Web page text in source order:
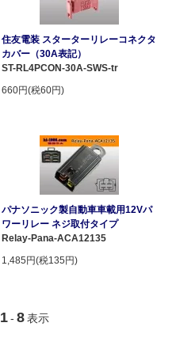
住友電装 スターターリレーコネクタ
カバー（30A表記）
ST-RL4PCON-30A-SWS-tr
660円(税60円)
パナソニック製自動車車載用12Vパ
ワーリレー ネジ取付タイプ
Relay-Pana-ACA12135
1,485円(税135円)
1 - 8 表示